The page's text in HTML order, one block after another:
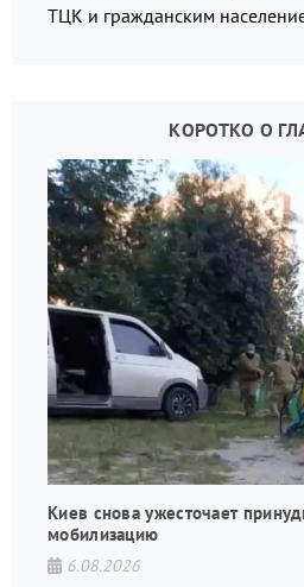
ТЦК и гражданским
КОРОТКО О
Киев снова ужесточает
мобилизацию
6.08.2026